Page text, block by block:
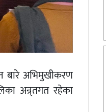
बारे अभिमुखीकरण
अन्र्तगत रहेका